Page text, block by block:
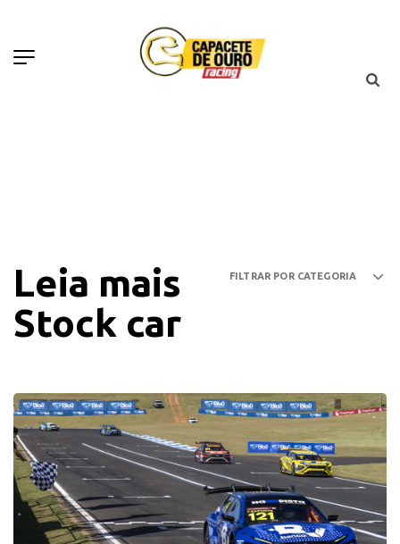
Leia mais
Stock car